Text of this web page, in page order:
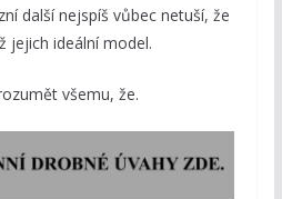
další nejspíš vůbec netuší, že
jejich ideální model.
všemu, že.